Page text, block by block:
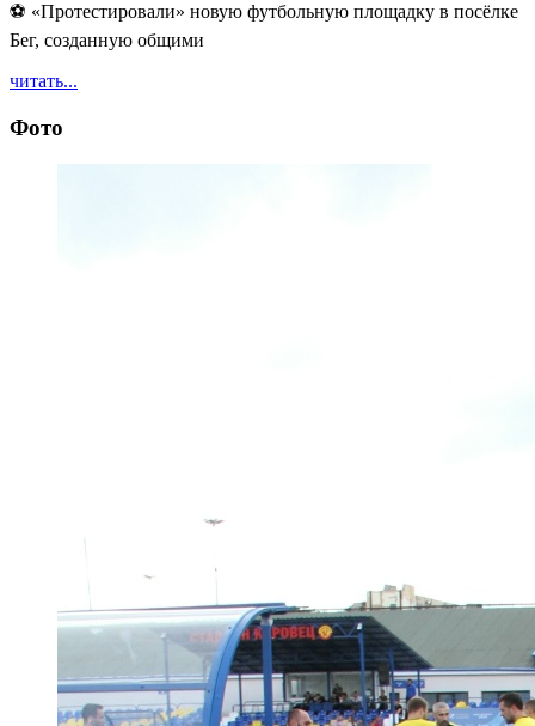
⚽ ️«Протестировали» новую футбольную площадку в посёлке
Бег, созданную общими
читать...
Фото